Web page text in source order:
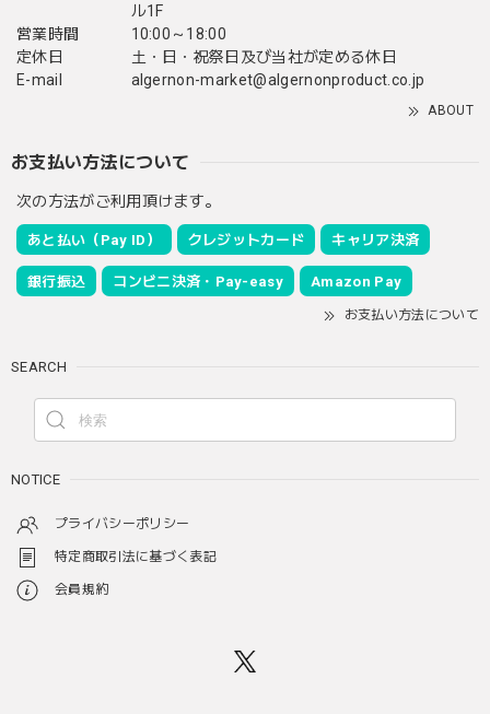
ル1F
営業時間
10:00～18:00
定休日
土・日・祝祭日及び当社が定める休日
E-mail
algernon-market@algernonproduct.co.jp
ABOUT
お支払い方法について
次の方法がご利用頂けます。
あと払い（Pay ID） クレジットカード キャリア決済
銀行振込 コンビニ決済・Pay-easy Amazon Pay
お支払い方法について
SEARCH
NOTICE
プライバシーポリシー
特定商取引法に基づく表記
会員規約